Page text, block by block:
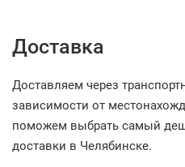
Доставка
Доставляем через
зависимости от
поможем выбрать самый
доставки в Челябинске.